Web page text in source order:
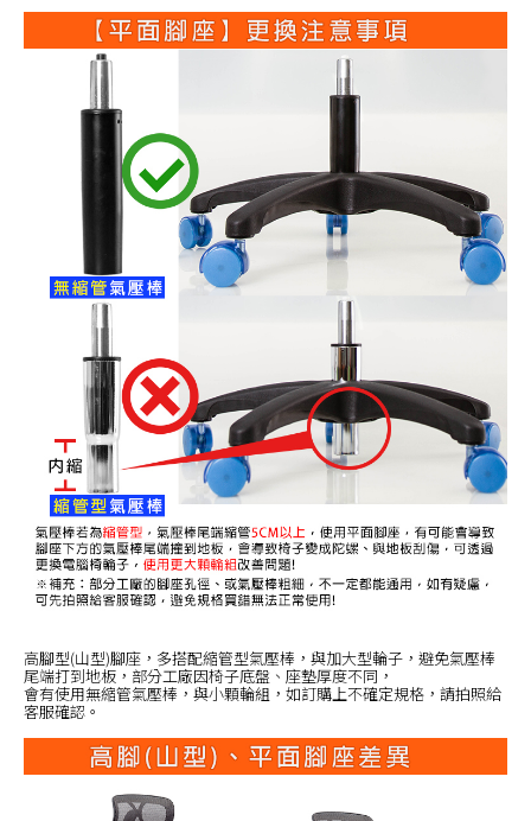
高腳型(山型)腳座，多搭配縮管型氣壓棒，與加大型輪子，避免氣壓棒
尾端打到地板，部分工廠因椅子底盤、座墊厚度不同，
會有使用無縮管氣壓棒，與小顆輪組，如訂購上不確定規格，請拍照給
客服確認。